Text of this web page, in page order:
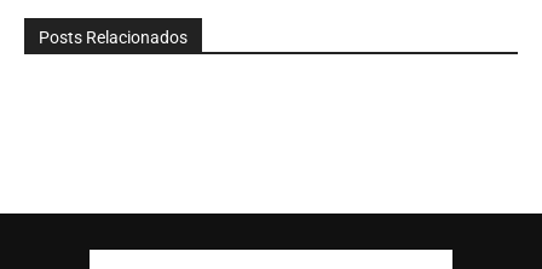
Posts Relacionados